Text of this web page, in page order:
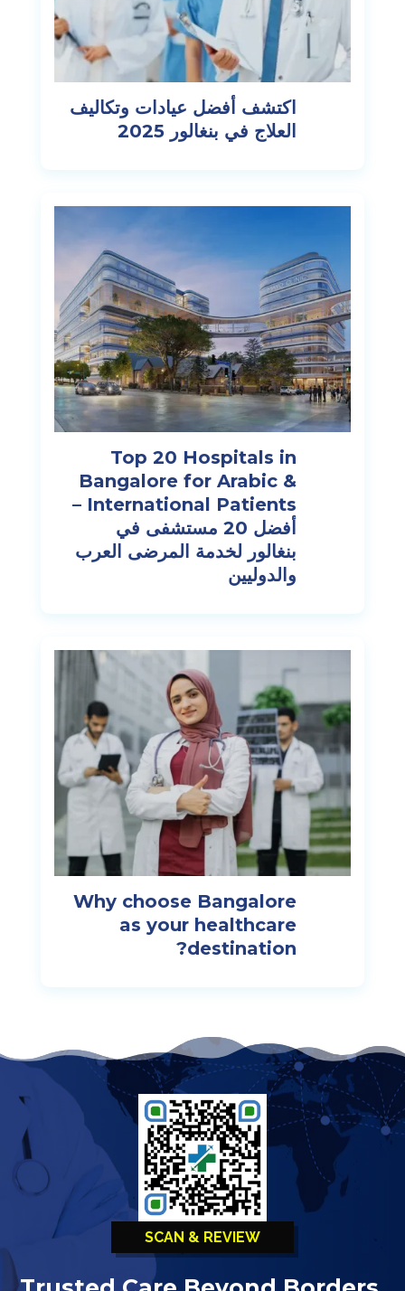
اكتشف أفضل عيادات وتكاليف
العلاج في بنغالور 2025
Top 20 Hospitals in
Bangalore for Arabic &
International Patients –
أفضل 20 مستشفى في
بنغالور لخدمة المرضى العرب
والدوليين
Why choose Bangalore
as your healthcare
destination?
SCAN & REVIEW